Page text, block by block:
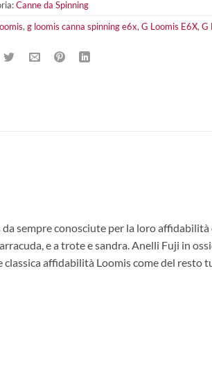
Canne da Spinning
, g loomis canna spinning e6x, G Loomis E6X, G
sempre conosciute per la loro
e a trote e sandra. Anelli Fuji in
affidabilità Loomis come del resto